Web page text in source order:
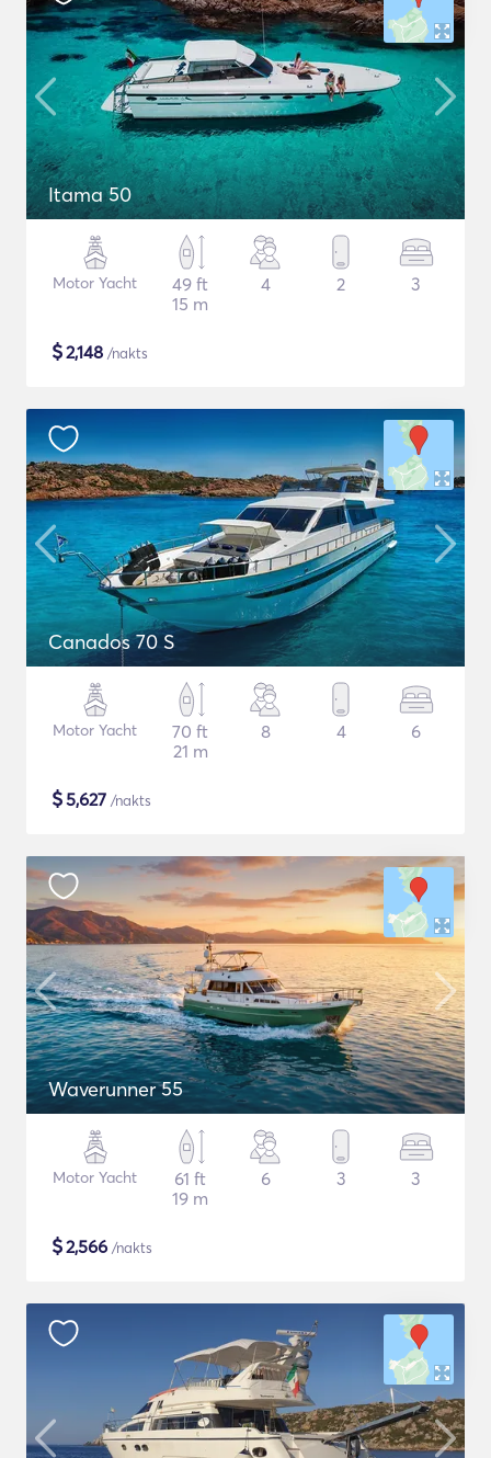
Itama 50
Motor Yacht
49 ft
15 m
4 2 3
$2,148 /nakts
Canados 70 S
Motor Yacht
70 ft
21 m
8 4 6
$5,627 /nakts
Waverunner 55
Motor Yacht
61 ft
19 m
6 3 3
$2,566 /nakts